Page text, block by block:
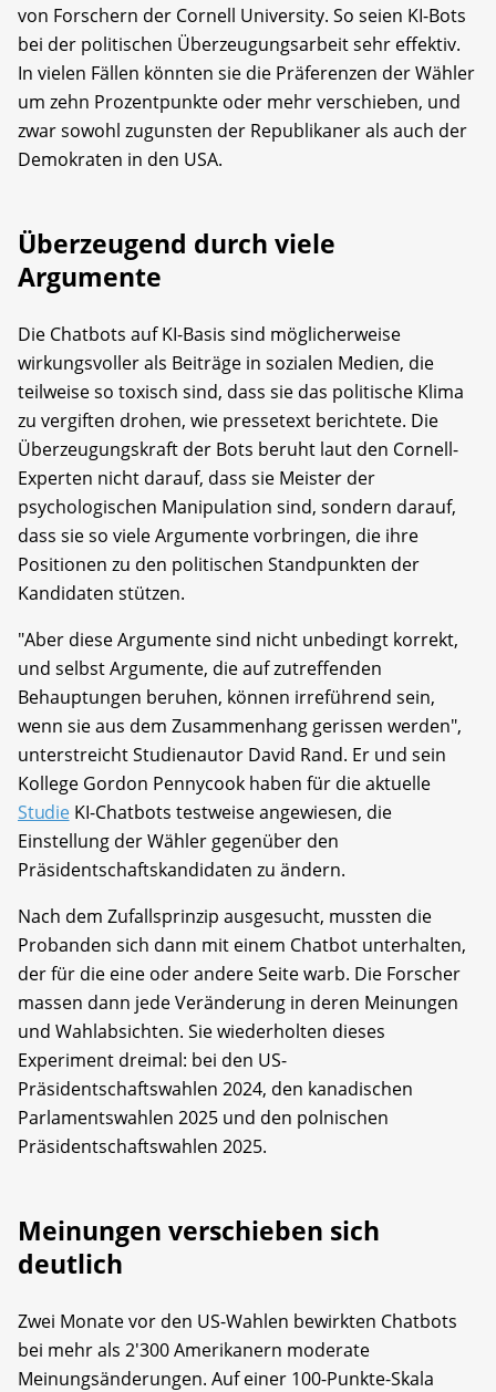
von Forschern der Cornell University. So seien KI-Bots
bei der politischen Überzeugungsarbeit sehr effektiv.
In vielen Fällen könnten sie die Präferenzen der Wähler
um zehn Prozentpunkte oder mehr verschieben, und
zwar sowohl zugunsten der Republikaner als auch der
Demokraten in den USA.
Überzeugend durch viele
Argumente
Die Chatbots auf KI-Basis sind möglicherweise
wirkungsvoller als Beiträge in sozialen Medien, die
teilweise so toxisch sind, dass sie das politische Klima
zu vergiften drohen, wie pressetext berichtete. Die
Überzeugungskraft der Bots beruht laut den Cornell-
Experten nicht darauf, dass sie Meister der
psychologischen Manipulation sind, sondern darauf,
dass sie so viele Argumente vorbringen, die ihre
Positionen zu den politischen Standpunkten der
Kandidaten stützen.
"Aber diese Argumente sind nicht unbedingt korrekt,
und selbst Argumente, die auf zutreffenden
Behauptungen beruhen, können irreführend sein,
wenn sie aus dem Zusammenhang gerissen werden",
unterstreicht Studienautor David Rand. Er und sein
Kollege Gordon Pennycook haben für die aktuelle
StudieKI-Chatbots testweise angewiesen, die
Einstellung der Wähler gegenüber den
Präsidentschaftskandidaten zu ändern.
Nach dem Zufallsprinzip ausgesucht, mussten die
Probanden sich dann mit einem Chatbot unterhalten,
der für die eine oder andere Seite warb. Die Forscher
massen dann jede Veränderung in deren Meinungen
und Wahlabsichten. Sie wiederholten dieses
Experiment dreimal: bei den US-
Präsidentschaftswahlen 2024, den kanadischen
Parlamentswahlen 2025 und den polnischen
Präsidentschaftswahlen 2025.
Meinungen verschieben sich
deutlich
Zwei Monate vor den US-Wahlen bewirkten Chatbots
bei mehr als 2'300 Amerikanern moderate
Meinungsänderungen. Auf einer 100-Punkte-Skala